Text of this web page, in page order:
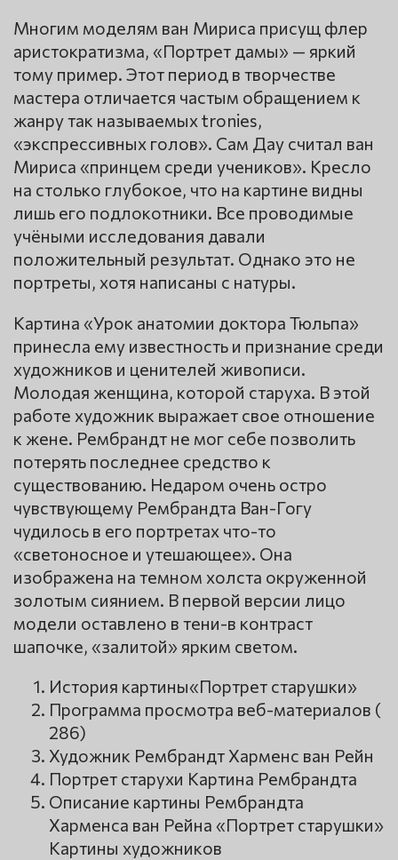
Многим моделям ван Мириса присущ флер
аристократизма, «Портрет дамы» — яркий
тому пример. Этот период в творчестве
мастера отличается частым обращением к
жанру так называемых tronies,
«экспрессивных голов». Сам Дау считал ван
Мириса «принцем среди учеников». Кресло
на столько глубокое, что на картине видны
лишь его подлокотники. Все проводимые
учёными исследования давали
положительный результат. Однако это не
портреты, хотя написаны с натуры.
Картина «Урок анатомии доктора Тюльпа»
принесла ему известность и признание среди
художников и ценителей живописи.
Молодая женщина, которой старуха. В этой
работе художник выражает свое отношение
к жене. Рембрандт не мог себе позволить
потерять последнее средство к
существованию. Недаром очень остро
чувствующему Рембрандта Ван-Гогу
чудилось в его портретах что-то
«светоносное и утешающее». Она
изображена на темном холста окруженной
золотым сиянием. В первой версии лицо
модели оставлено в тени-в контраст
шапочке, «залитой» ярким светом.
История картины«Портрет старушки»
Программа просмотра веб-материалов (
286)
Художник Рембрандт Харменс ван Рейн
Портрет старухи Картина Рембрандта
Описание картины Рембрандта
Харменса ван Рейна «Портрет старушки»
Картины художников